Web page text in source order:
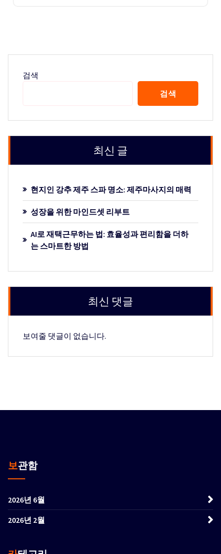
검색
검색
최신 글
현지인 강추 제주 스파 명소: 제주마사지의 매력
성장을 위한 마인드셋 리부트
AI로 재택근무하는 법: 효율성과 편리함을 더하
는 스마트한 방법
최신 댓글
보여줄 댓글이 없습니다.
보관함
2026년 6월
2026년 2월